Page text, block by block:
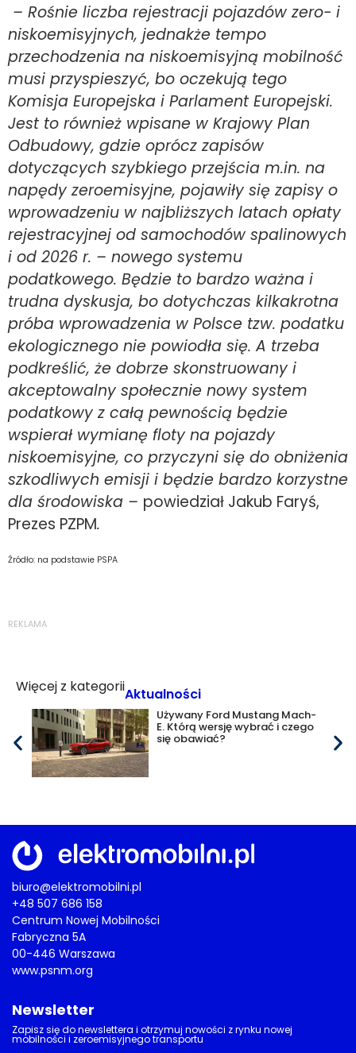
– Rośnie liczba rejestracji pojazdów zero- i
niskoemisyjnych, jednakże tempo
przechodzenia na niskoemisyjną mobilność
musi przyspieszyć, bo oczekują tego
Komisja Europejska i Parlament Europejski.
Jest to również wpisane w Krajowy Plan
Odbudowy, gdzie oprócz zapisów
dotyczących szybkiego przejścia m.in. na
napędy zeroemisyjne, pojawiły się zapisy o
wprowadzeniu w najbliższych latach opłaty
rejestracyjnej od samochodów spalinowych
i od 2026 r. – nowego systemu
podatkowego. Będzie to bardzo ważna i
trudna dyskusja, bo dotychczas kilkakrotna
próba wprowadzenia w Polsce tzw. podatku
ekologicznego nie powiodła się. A trzeba
podkreślić, że dobrze skonstruowany i
akceptowalny społecznie nowy system
podatkowy z całą pewnością będzie
wspierał wymianę floty na pojazdy
niskoemisyjne, co przyczyni się do obniżenia
szkodliwych emisji i będzie bardzo korzystne
dla środowiska – powiedział Jakub Faryś,
Prezes PZPM.
Źródło: na podstawie PSPA
REKLAMA
Więcej z kategoriiAktualności
Używany Ford Mustang Mach-
E. Którą wersję wybrać i czego
się obawiać?
biuro@elektromobilni.pl
+48 507 686 158
Centrum Nowej Mobilności
Fabryczna 5A
00-446 Warszawa
www.psnm.org
Newsletter
Zapisz się do newslettera i otrzymuj nowości z rynku nowej
mobilności i zeroemisyjnego transportu